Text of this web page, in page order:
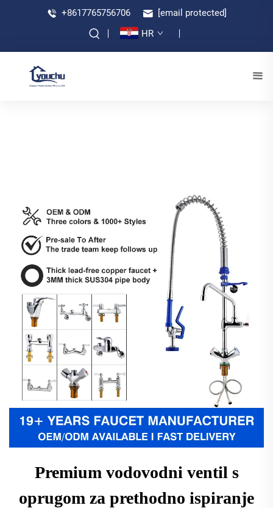
+8617765756706
[email protected]
HR
Premium vodovodni ventil s
oprugom za prethodno ispiranje